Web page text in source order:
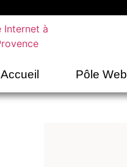
Accueil Pôle Web